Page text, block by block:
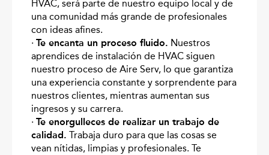
HVAC, será parte de nuestro equipo local y de
una comunidad más grande de profesionales
con ideas afines.
· Te encanta un proceso fluido. Nuestros
aprendices de instalación de HVAC siguen
nuestro proceso de Aire Serv, lo que garantiza
una experiencia constante y sorprendente para
nuestros clientes, mientras aumentan sus
ingresos y su carrera.
· Te enorgulleces de realizar un trabajo de
calidad. Trabaja duro para que las cosas se
vean nítidas, limpias y profesionales. Te